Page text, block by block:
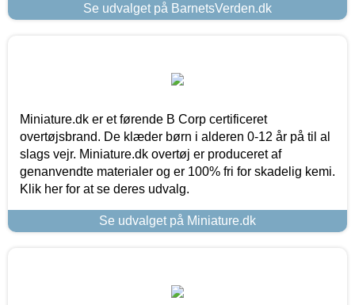
Se udvalget på BarnetsVerden.dk
Miniature.dk er et førende B Corp certificeret
overtøjsbrand. De klæder børn i alderen 0-12 år på til al
slags vejr. Miniature.dk overtøj er produceret af
genanvendte materialer og er 100% fri for skadelig kemi.
Klik her for at se deres udvalg.
Se udvalget på Miniature.dk